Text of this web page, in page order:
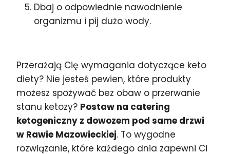
Dbaj o odpowiednie nawodnienie
organizmu i pij dużo wody.
Przerażają Cię wymagania dotyczące keto
diety? Nie jesteś pewien, które produkty
możesz spożywać bez obaw o przerwanie
stanu ketozy? Postaw na catering
ketogeniczny z dowozem pod same drzwi
w Rawie Mazowieckiej. To wygodne
rozwiązanie, które każdego dnia zapewni Ci